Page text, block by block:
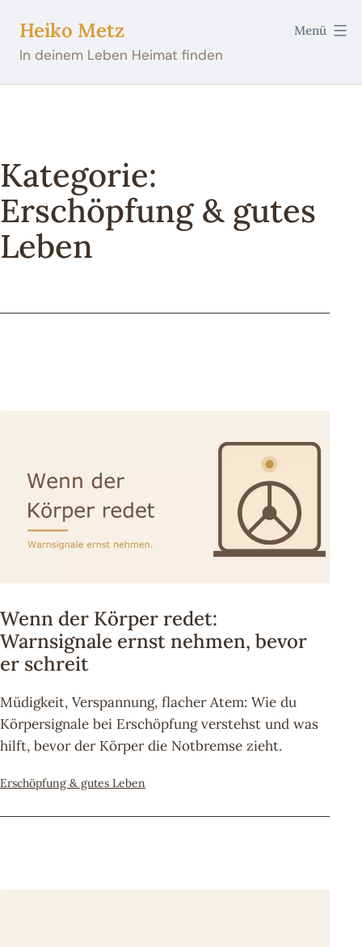
Inhalt
springen
Heiko Metz
In deinem Leben Heimat finden
Menü
Kategorie:
Erschöpfung & gutes
Leben
Wenn der Körper redet:
Warnsignale ernst nehmen, bevor
er schreit
Müdigkeit, Verspannung, flacher Atem: Wie du
Körpersignale bei Erschöpfung verstehst und was
hilft, bevor der Körper die Notbremse zieht.
Kategorisiert
Erschöpfung & gutes Leben